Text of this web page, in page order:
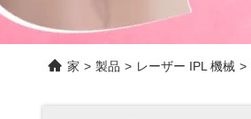
家 > 製品 > レーザー IPL 機械 >